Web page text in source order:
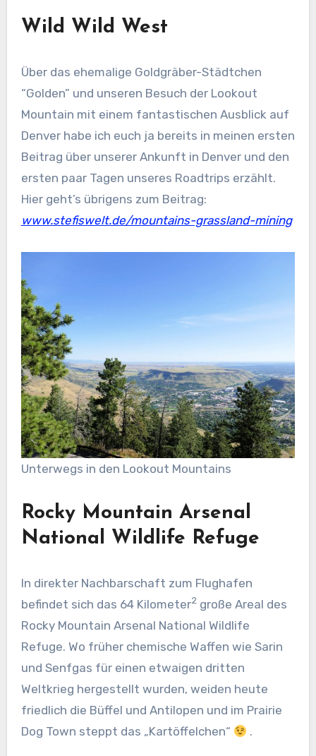
Wild Wild West
Über das ehemalige Goldgräber-Städtchen
“Golden” und unseren Besuch der Lookout
Mountain mit einem fantastischen Ausblick auf
Denver habe ich euch ja bereits in meinen ersten
Beitrag über unserer Ankunft in Denver und den
ersten paar Tagen unseres Roadtrips erzählt.
Hier geht’s übrigens zum Beitrag:
www.stefiswelt.de/mountains-grassland-mining
Unterwegs in den Lookout Mountains
Rocky Mountain Arsenal
National Wildlife Refuge
In direkter Nachbarschaft zum Flughafen
befindet sich das 64 Kilometer2große Areal des
Rocky Mountain Arsenal National Wildlife
Refuge. Wo früher chemische Waffen wie Sarin
und Senfgas für einen etwaigen dritten
Weltkrieg hergestellt wurden, weiden heute
friedlich die Büffel und Antilopen und im Prairie
Dog Town steppt das „Kartöffelchen“
.